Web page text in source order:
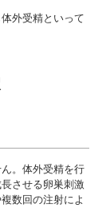
外受精といって
。体外受精を行
させる卵巣刺激
数回の注射によ